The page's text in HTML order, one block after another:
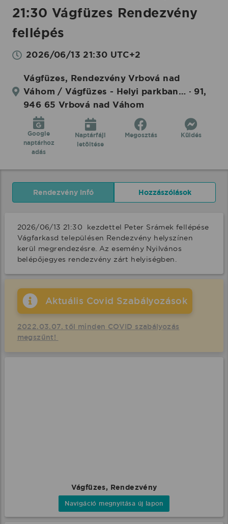
21:30 Vágfüzes Rendezvény
fellépés
2026/06/13 21:30 UTC+2
Vágfüzes, Rendezvény Vrbová nad
Váhom / Vágfüzes - Helyi parkban… · 91,
946 65 Vrbová nad Váhom
Google
naptárhoz
adás
Naptárfájl
letöltése
Megosztás Küldés
Rendezvény infó Hozzászólások
2026/06/13 21:30  kezdettel Peter Srámek fellépése
Vágfarkasd településen Rendezvény helyszínen
kerül megrendezésre. Az esemény Nyilvános
belépőjegyes rendezvény zárt helyiségben.
Aktuális Covid Szabályozások
2022.03.07. től minden COVID szabályozás
megszűnt!
Vágfüzes, Rendezvény
Navigáció megnyitása új lapon